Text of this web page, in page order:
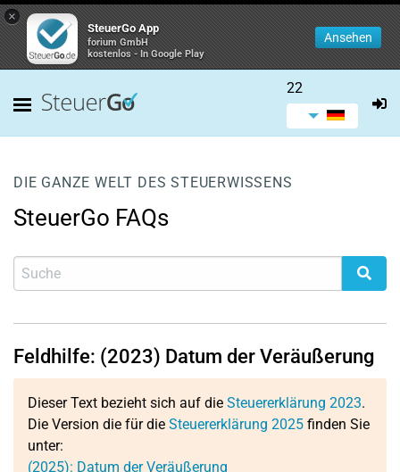
×
SteuerGo App
forium GmbH
kostenlos - In Google Play
Ansehen
22
DIE GANZE WELT DES STEUERWISSENS
SteuerGo FAQs
Feldhilfe: (2023) Datum der Veräußerung
Dieser Text bezieht sich auf die Steuererklärung 2023.
Die Version die für die Steuererklärung 2025 finden Sie
unter:
(2025): Datum der Veräußerung